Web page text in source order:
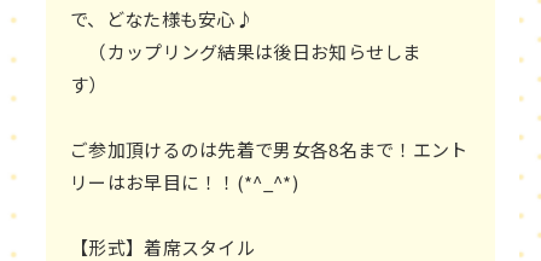
で、どなた様も安心♪
（カップリング結果は後日お知らせしま
す）
ご参加頂けるのは先着で男女各8名まで！エント
リーはお早目に！！(*^_^*)
【形式】着席スタイル